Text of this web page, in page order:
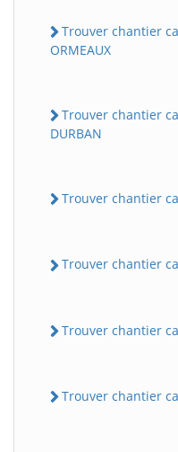
Trouver chantier
ORMEAUX
Trouver chantier
DURBAN
Trouver chantier
Trouver chantier
Trouver chantier
Trouver chantier